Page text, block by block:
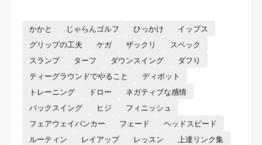
かかと じゃらんゴルフ ひっかけ
イップス
グリップの工夫
ケガ ザックリ
スペック
スランプ
ターフ ダウンスイング
ダフり
ティーグラウンドでやること
ディボット
トレーニング
ドロー
ネガティブな感情
バックスイング
ヒジ
フィニッシュ
フェアウェイバンカー
フェード
ヘッドスピード
ルーティン
レイアップ レッスン
上達リンク集